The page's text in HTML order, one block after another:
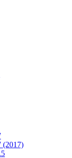
(2017)